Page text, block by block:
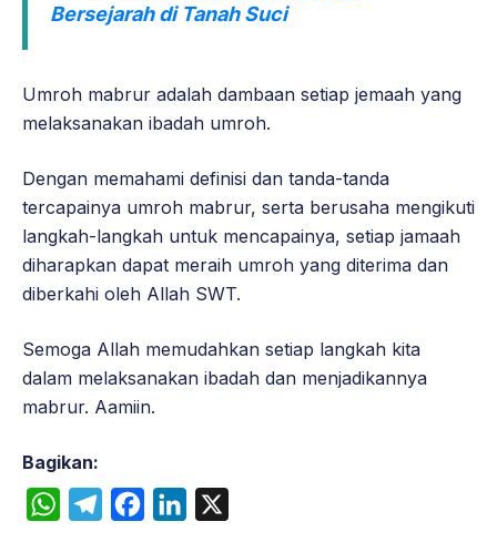
Bersejarah di Tanah Suci
Umroh mabrur adalah dambaan setiap jemaah yang
melaksanakan ibadah umroh.
Dengan memahami definisi dan tanda-tanda
tercapainya umroh mabrur, serta berusaha mengikuti
langkah-langkah untuk mencapainya, setiap jamaah
diharapkan dapat meraih umroh yang diterima dan
diberkahi oleh Allah SWT.
Semoga Allah memudahkan setiap langkah kita
dalam melaksanakan ibadah dan menjadikannya
mabrur. Aamiin.
Bagikan:
W